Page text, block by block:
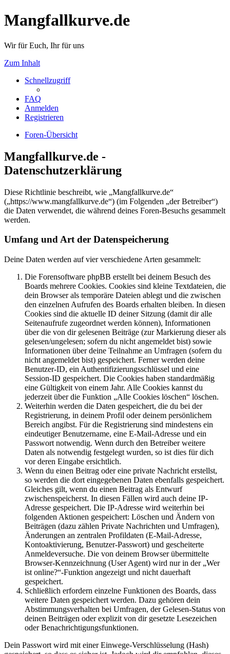
Mangfallkurve.de
Wir für Euch, Ihr für uns
Zum Inhalt
Schnellzugriff
FAQ
Anmelden
Registrieren
Foren-Übersicht
Mangfallkurve.de -
Datenschutzerklärung
Diese Richtlinie beschreibt, wie „Mangfallkurve.de“
(„https://www.mangfallkurve.de“) (im Folgenden „der Betreiber“)
die Daten verwendet, die während deines Foren-Besuchs gesammelt
werden.
Umfang und Art der Datenspeicherung
Deine Daten werden auf vier verschiedene Arten gesammelt:
Die Forensoftware phpBB erstellt bei deinem Besuch des
Boards mehrere Cookies. Cookies sind kleine Textdateien, die
dein Browser als temporäre Dateien ablegt und die zwischen
den einzelnen Aufrufen des Boards erhalten bleiben. In diesen
Cookies sind die aktuelle ID deiner Sitzung (damit dir alle
Seitenaufrufe zugeordnet werden können), Informationen
über die von dir gelesenen Beiträge (zur Markierung dieser als
gelesen/ungelesen; sofern du nicht angemeldet bist) sowie
Informationen über deine Teilnahme an Umfragen (sofern du
nicht angemeldet bist) gespeichert. Ferner werden deine
Benutzer-ID, ein Authentifizierungsschlüssel und eine
Session-ID gespeichert. Die Cookies haben standardmäßig
eine Gültigkeit von einem Jahr. Alle Cookies kannst du
jederzeit über die Funktion „Alle Cookies löschen“ löschen.
Weiterhin werden die Daten gespeichert, die du bei der
Registrierung, in deinem Profil oder deinem persönlichem
Bereich angibst. Für die Registrierung sind mindestens ein
eindeutiger Benutzername, eine E-Mail-Adresse und ein
Passwort notwendig. Wenn durch den Betreiber weitere
Daten als notwendig festgelegt wurden, so ist dies für dich
vor deren Eingabe ersichtlich.
Wenn du einen Beitrag oder eine private Nachricht erstellst,
so werden die dort eingegebenen Daten ebenfalls gespeichert.
Gleiches gilt, wenn du einen Beitrag als Entwurf
zwischenspeicherst. In diesen Fällen wird auch deine IP-
Adresse gespeichert. Die IP-Adresse wird weiterhin bei
folgenden Aktionen gespeichert: Löschen und Ändern von
Beiträgen (dazu zählen Private Nachrichten und Umfragen),
Änderungen an zentralen Profildaten (E-Mail-Adresse,
Kontoaktivierung, Benutzer-Passwort) und gescheiterte
Anmeldeversuche. Die von deinem Browser übermittelte
Browser-Kennzeichnung (User Agent) wird nur in der „Wer
ist online?“-Funktion angezeigt und nicht dauerhaft
gespeichert.
Schließlich erfordern einzelne Funktionen des Boards, dass
weitere Daten gespeichert werden. Dazu gehören dein
Abstimmungsverhalten bei Umfragen, der Gelesen-Status von
deinen Beiträgen oder explizit von dir gesetzte Lesezeichen
oder Benachrichtigungsfunktionen.
Dein Passwort wird mit einer Einwege-Verschlüsselung (Hash)